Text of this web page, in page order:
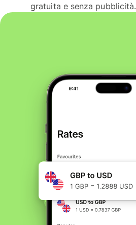
gratuita e senza pubblicità.